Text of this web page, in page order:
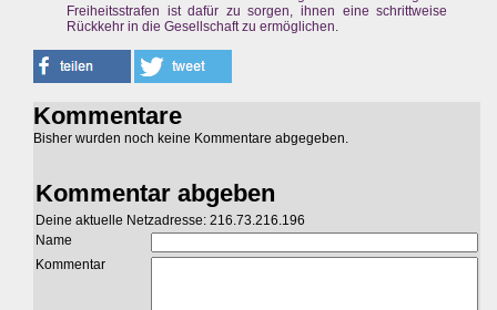
Freiheitsstrafen ist dafür zu sorgen, ihnen eine schrittweise
Rückkehr in die Gesellschaft zu ermöglichen.
Kommentare
Bisher wurden noch keine Kommentare abgegeben.
Kommentar abgeben
Deine aktuelle Netzadresse: 216.73.216.196
Name
Kommentar